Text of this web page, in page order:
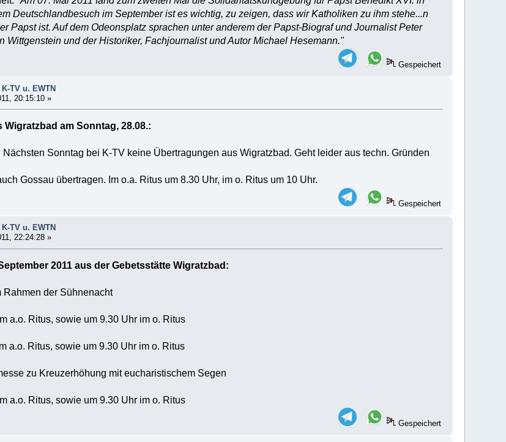
Deutschlandbesuch im September ist es wichtig, zu zeigen, dass wir Katholiken zu ihm stehe...n
Papst ist. Auf dem Odeonsplatz sprachen unter anderem der Papst-Biograf und Journalist Peter
Wittgenstein und der Historiker, Fachjournalist und Autor Michael Hesemann."
Gespeichert
TV u. EWTN
20:15:10 »
am Sonntag, 28.08.:
Nächsten Sonntag bei K-TV keine Übertragungen aus Wigratzbad. Geht leider aus techn. Gründen
Gossau übertragen. Im o.a. Ritus um 8.30 Uhr, im o. Ritus um 10 Uhr.
Gespeichert
TV u. EWTN
22:24:28 »
2011 aus der Gebetsstätte Wigratzbad:
Rahmen der Sühnenacht
a.o. Ritus, sowie um 9.30 Uhr im o. Ritus
a.o. Ritus, sowie um 9.30 Uhr im o. Ritus
zu Kreuzerhöhung mit eucharistischem Segen
a.o. Ritus, sowie um 9.30 Uhr im o. Ritus
Gespeichert